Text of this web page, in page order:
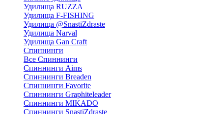
Удилища RUZZA
Удилища F-FISHING
Удилища @SnastiZdraste
Удилища Narval
Удилища Gan Craft
Спиннинги
Все Спиннинги
Спиннинги Aims
Спиннинги Breaden
Спиннинги Favorite
Спиннинги Graphiteleader
Спиннинги MIKADO
Спиннинги SnastiZdraste